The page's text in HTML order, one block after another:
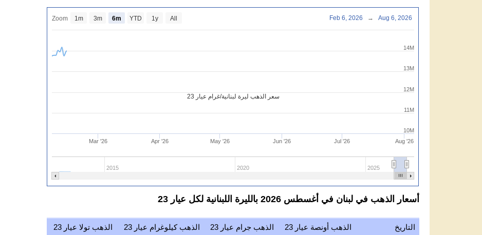
سعر الذهب ليرة لبنانية/غرام عيار 23
Mar '26 Apr '26 May '26 Jun '26 Jul '26 Aug '26
2015 2020 2025
10M
11M
12M
13M
14M
Zoom 1m 3m 6m YTD 1y All Feb 6, 2026 → Aug 6, 2026
أسعار الذهب في لبنان في أغسطس 2026 بالليرة اللبنانية لكل عيار 23
التاريخ الذهب أونصة عيار 23 الذهب جرام عيار 23 الذهب كيلوغرام عيار 23 الذهب تولا عيار 23